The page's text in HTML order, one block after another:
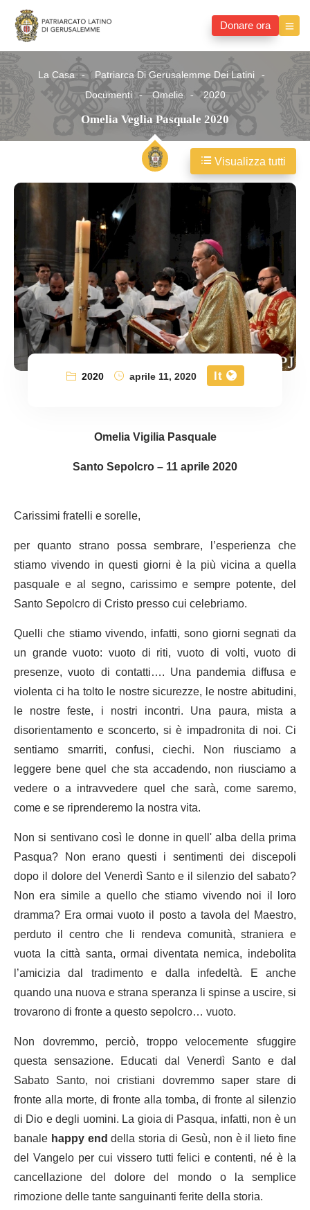
Donare ora
La Casa
Patriarca Di Gerusalemme Dei Latini
Documenti
Omelie 2020
Omelia Veglia Pasquale 2020
2020 aprile 11, 2020 It
Omelia Vigilia Pasquale
Santo Sepolcro – 11 aprile 2020
Carissimi fratelli e sorelle,
per quanto strano possa sembrare, l’esperienza che
stiamo vivendo in questi giorni è la più vicina a quella
pasquale e al segno, carissimo e sempre potente, del
Santo Sepolcro di Cristo presso cui celebriamo.
Quelli che stiamo vivendo, infatti, sono giorni segnati da
un grande vuoto: vuoto di riti, vuoto di volti, vuoto di
presenze, vuoto di contatti…. Una pandemia diffusa e
violenta ci ha tolto le nostre sicurezze, le nostre abitudini,
le nostre feste, i nostri incontri. Una paura, mista a
disorientamento e sconcerto, si è impadronita di noi. Ci
sentiamo smarriti, confusi, ciechi. Non riusciamo a
leggere bene quel che sta accadendo, non riusciamo a
vedere o a intravvedere quel che sarà, come saremo,
come e se riprenderemo la nostra vita.
Non si sentivano così le donne in quell' alba della prima
Pasqua? Non erano questi i sentimenti dei discepoli
dopo il dolore del Venerdì Santo e il silenzio del sabato?
Non era simile a quello che stiamo vivendo noi il loro
dramma? Era ormai vuoto il posto a tavola del Maestro,
perduto il centro che li rendeva comunità, straniera e
vuota la città santa, ormai diventata nemica, indebolita
l’amicizia dal tradimento e dalla infedeltà. E anche
quando una nuova e strana speranza li spinse a uscire, si
trovarono di fronte a questo sepolcro… vuoto.
Non dovremmo, perciò, troppo velocemente sfuggire
questa sensazione. Educati dal Venerdì Santo e dal
Sabato Santo, noi cristiani dovremmo saper stare di
fronte alla morte, di fronte alla tomba, di fronte al silenzio
di Dio e degli uomini. La gioia di Pasqua, infatti, non è un
banalehappy enddella storia di Gesù, non è il lieto fine
del Vangelo per cui vissero tutti felici e contenti, né è la
cancellazione del dolore del mondo o la semplice
rimozione delle tante sanguinanti ferite della storia.
Visualizza tutti